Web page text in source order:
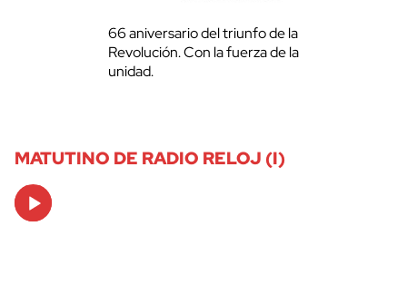
66 aniversario del triunfo de la
Revolución. Con la fuerza de la
unidad.
MATUTINO DE RADIO RELOJ (I)
Audio
Player